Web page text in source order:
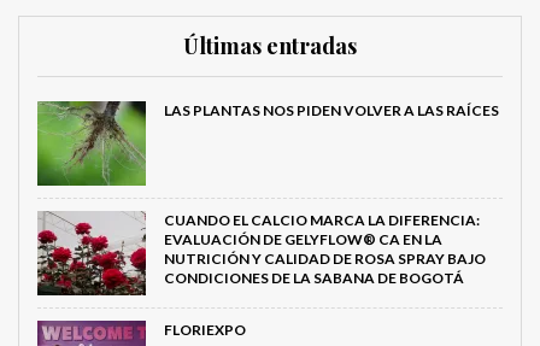
Últimas entradas
LAS PLANTAS NOS PIDEN VOLVER A LAS RAÍCES
CUANDO EL CALCIO MARCA LA DIFERENCIA:
EVALUACIÓN DE GELYFLOW® CA EN LA
NUTRICIÓN Y CALIDAD DE ROSA SPRAY BAJO
CONDICIONES DE LA SABANA DE BOGOTÁ
FLORIEXPO